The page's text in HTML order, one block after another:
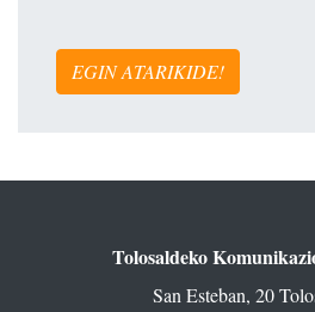
EGIN ATARIKIDE!
Tolosaldeko
San Esteban, 20